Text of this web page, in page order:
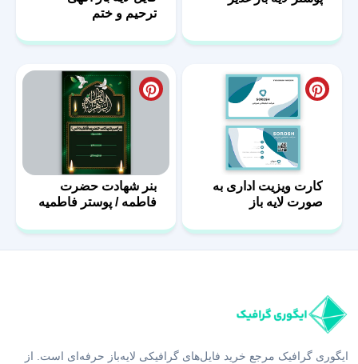
ترحیم و ختم
کارت ویزیت اداری به
صورت لایه باز
بنر شهادت حضرت
فاطمه / پوستر فاطمیه
ایگوری گرافیک مرجع خرید فایل‌های گرافیکی لایه‌باز حرفه‌ای است. از